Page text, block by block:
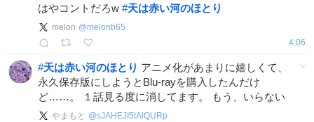
はやコントだろw #天は赤い河のほとり
melon @melonb65
4:06
#天は赤い河のほとり アニメ化があまりに嬉しくて、
永久保存版にしようとBlu-rayを購入したんだけ
ど……。 １話見る度に消してます。 もう、いらない
やまもと @sJAHEJI5tAlQURp